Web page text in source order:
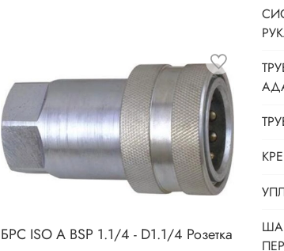
БРС ISO A BSP 1.1/4 - D1.1/4 Розетка